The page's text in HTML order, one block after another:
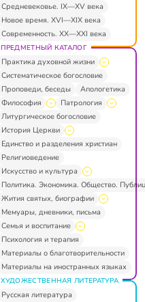
Средневековье. IX—XV века
Новое время. XVI—XIX века
Современность. XX—XXI века
ПРЕДМЕТНЫЙ КАТАЛОГ
Практика духовной жизни
Систематическое богословие
Проповеди, беседы
Апологетика
Философия
Патрология
Литургическое богословие
История Церкви
Единство и разделения христиан
Религиоведение
Искусство и культура
Политика. Экономика. Общество.
Жития святых, биографии
Мемуары, дневники, письма
Семья и воспитание
Психология и терапия
Материалы о благотворительности
Материалы на иностранных языках
ХУДОЖЕСТВЕННАЯ ЛИТЕРАТУРА
Русская литература